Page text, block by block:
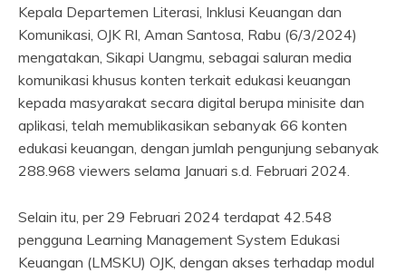
Kepala Departemen Literasi, Inklusi Keuangan dan
Komunikasi, OJK RI, Aman Santosa, Rabu (6/3/2024)
mengatakan, Sikapi Uangmu, sebagai saluran media
komunikasi khusus konten terkait edukasi keuangan
kepada masyarakat secara digital berupa minisite dan
aplikasi, telah memublikasikan sebanyak 66 konten
edukasi keuangan, dengan jumlah pengunjung sebanyak
288.968 viewers selama Januari s.d. Februari 2024.
Selain itu, per 29 Februari 2024 terdapat 42.548
pengguna Learning Management System Edukasi
Keuangan (LMSKU) OJK, dengan akses terhadap modul